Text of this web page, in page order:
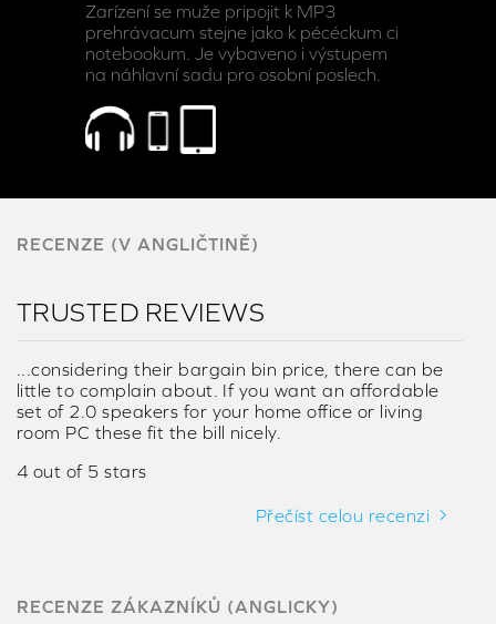
Zarízení se muže pripojit k MP3
prehrávacum stejne jako k pécéckum ci
notebookum. Je vybaveno i výstupem
na náhlavní sadu pro osobní poslech.
RECENZE (V ANGLIČTINĚ)
TRUSTED REVIEWS
...considering their bargain bin price, there can be
little to complain about. If you want an affordable
set of 2.0 speakers for your home office or living
room PC these fit the bill nicely.
4 out of 5 stars
Přečíst celou recenzi
RECENZE ZÁKAZNÍKŮ (ANGLICKY)